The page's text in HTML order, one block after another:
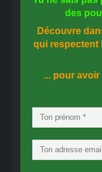
des
Découvre
qui respectent
... pour